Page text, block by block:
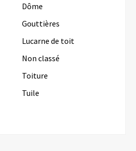
Dôme
Gouttières
Lucarne de toit
Non classé
Toiture
Tuile